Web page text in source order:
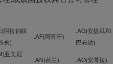
阿拉伯联
长)
.AF(阿富汗)
.AG(安提瓜和
巴布达)
亚美尼
.AN(荷兰) .AO(安哥拉)